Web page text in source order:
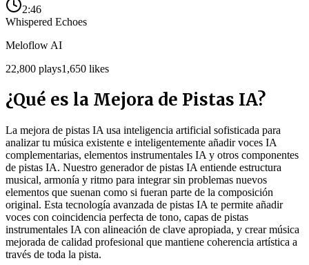
2:46
Whispered Echoes
Meloflow AI
22,800 plays1,650 likes
¿Qué es la Mejora de Pistas IA?
La mejora de pistas IA usa inteligencia artificial sofisticada para
analizar tu música existente e inteligentemente añadir voces IA
complementarias, elementos instrumentales IA y otros componentes
de pistas IA. Nuestro generador de pistas IA entiende estructura
musical, armonía y ritmo para integrar sin problemas nuevos
elementos que suenan como si fueran parte de la composición
original. Esta tecnología avanzada de pistas IA te permite añadir
voces con coincidencia perfecta de tono, capas de pistas
instrumentales IA con alineación de clave apropiada, y crear música
mejorada de calidad profesional que mantiene coherencia artística a
través de toda la pista.